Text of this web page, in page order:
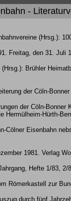
-
(Hrsg.):
Freitag, den 31. Juli
(Hrsg.): Brühler
der Cöln-
der Cöln-
Hermülheim-Hürth-
Cölner Eisenbahn
1981. Verlag
Hefte 1/83, 2/
Römerkastell zur
durch fünf